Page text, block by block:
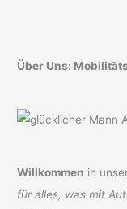
Über Uns:
Willkommen in
für alles, was mit